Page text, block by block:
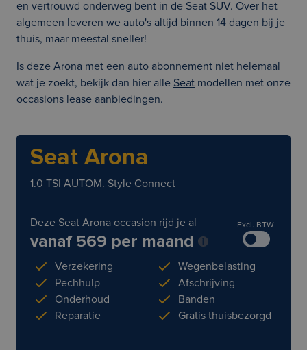
en vertrouwd onderweg bent in de Seat SUV. Over het
algemeen leveren we auto's altijd binnen 14 dagen bij je
thuis, maar meestal sneller!
Is deze Arona met een auto abonnement niet helemaal
wat je zoekt, bekijk dan hier alle Seat modellen met onze
occasions lease aanbiedingen.
Seat Arona
1.0 TSI AUTOM. Style Connect
Deze Seat Arona occasion rijd je al
vanaf 569 per maand
Excl. BTW
Verzekering
Pechhulp
Onderhoud
Reparatie
Wegenbelasting
Afschrijving
Banden
Gratis thuisbezorgd